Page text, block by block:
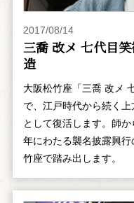
2017/08/14
三喬 改メ 七代目
造
大阪松竹座「三喬 改メ
で、江戸時代から続く
として復活します。師
年にわたる襲名披露興
竹座で踏み出します。